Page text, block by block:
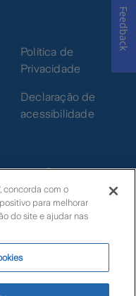
Política de
Privacidade
Declaração de
acessibilidade
© Zurich
Feedback
concorda com o
para melhorar
do site e ajudar nas